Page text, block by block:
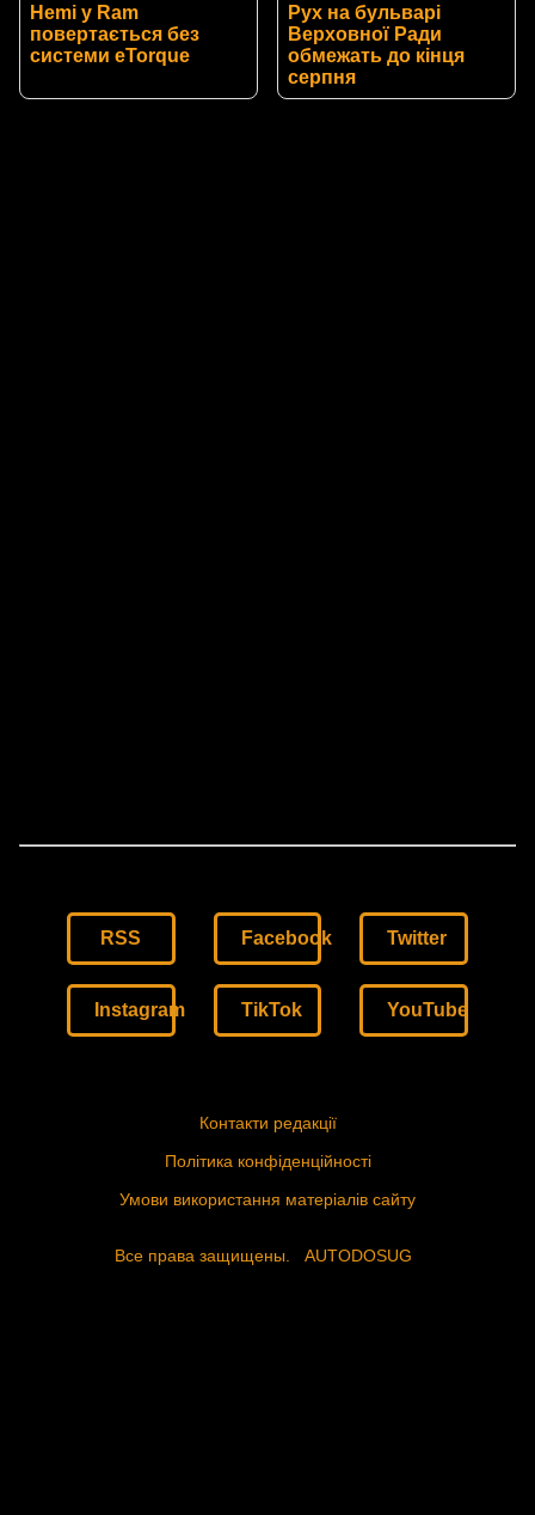
Hemi у Ram
повертається без
системи eTorque
Рух на бульварі
Верховної Ради
обмежать до кінця
серпня
RSS Facebook Twitter
Instagram TikTok YouTube
Контакти редакції
Політика конфіденційності
Умови використання матеріалів сайту
Все права защищены. AUTODOSUG